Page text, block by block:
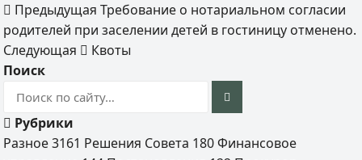
Предыдущая Требование о нотариальном согласии
родителей при заселении детей в гостиницу отменено.
Следующая
Квоты
Поиск
Рубрики
Разное3161 Решения Совета 180 Финансовое